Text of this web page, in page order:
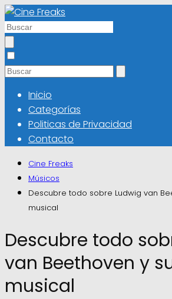
Inicio
Categorías
Politicas de Privacidad
Contacto
Cine Freaks
Músicos
Descubre todo sobre Ludwig van
musical
Descubre todo
van Beethoven y
musical